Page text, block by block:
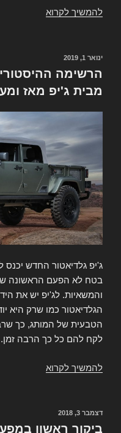
להמשיך לקרוא
–
ג'יפ
הרקולס
פורסם
ינואר 1, 2019
הרשימה
מבית ג'יפ מאז
בטח לא הפעם הראשונה
והמשאיות. לג'יפ יש את
הגלדיאטור כמו שרק היא
הטבעית של המותג, כך
לקח להם כל כך הרבה זמן.
להמשיך לקרוא
רכבי
פורסם
ב
דצמבר 3, 2018
ביקור ראשון